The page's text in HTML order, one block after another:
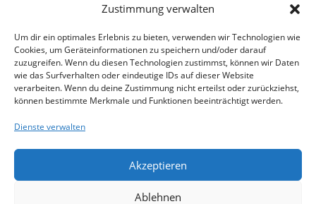
Zustimmung verwalten
Um dir ein optimales Erlebnis zu bieten, verwenden wir Technologien wie
Cookies, um Geräteinformationen zu speichern und/oder darauf
zuzugreifen. Wenn du diesen Technologien zustimmst, können wir Daten
wie das Surfverhalten oder eindeutige IDs auf dieser Website
verarbeiten. Wenn du deine Zustimmung nicht erteilst oder zurückziehst,
können bestimmte Merkmale und Funktionen beeinträchtigt werden.
Dienste verwalten
Akzeptieren
Ablehnen
ln/staying-mindful-online/
VERANSTALTUNGSORT
Online
anzeigen
Ein guter Tag ONLINE –
Living Mindfulness ONLINE – 8